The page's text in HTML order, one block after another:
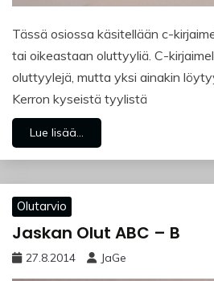
Tässä osiossa käsitellään c-
tai oikeastaan oluttyyliä. C-
oluttyylejä, mutta yksi ainakin
Kerron kyseistä tyylistä
Lue lisää...
Olutarvio
Jaskan Olut ABC – B
27.8.2014 JaGe